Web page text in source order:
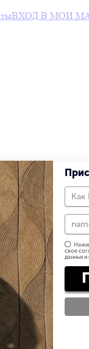
ВХОД В МОИ
свое
данных